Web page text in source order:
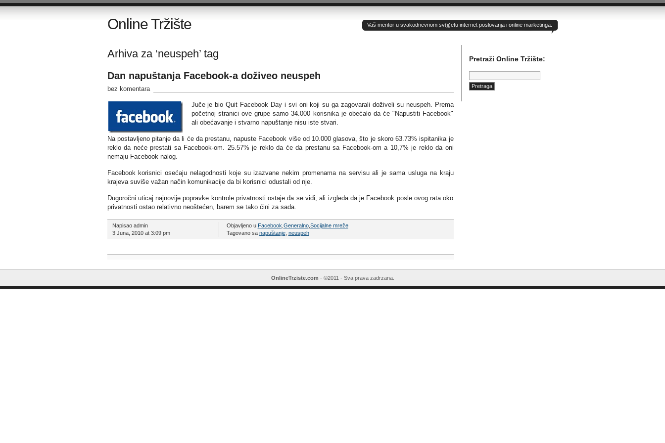
Online Tržište Vaš mentor u svakodnevnom sv(ij)etu internet poslovanja i online marketinga.
Arhiva za ‘neuspeh’ tag
Dan napuštanja Facebook-a doživeo neuspeh
bez komentara
Juče je bio Quit Facebook Day i svi oni koji su ga zagovarali doživeli su neuspeh. Prema
početnoj stranici ove grupe samo 34.000 korisnika je obećalo da će "Napustiti Facebook"
ali obećavanje i stvarno napuštanje nisu iste stvari.
Na postavljeno pitanje da li će da prestanu, napuste Facebook više od 10.000 glasova, što je skoro 63.73% ispitanika je
reklo da neće prestati sa Facebook-om. 25.57% je reklo da će da prestanu sa Facebook-om a 10,7% je reklo da oni
nemaju Facebook nalog.
Facebook korisnici osećaju nelagodnosti koje su izazvane nekim promenama na servisu ali je sama usluga na kraju
krajeva suviše važan način komunikacije da bi korisnici odustali od nje.
Dugoročni uticaj najnovije popravke kontrole privatnosti ostaje da se vidi, ali izgleda da je Facebook posle ovog rata oko
privatnosti ostao relativno neoštećen, barem se tako ćini za sada.
Napisao admin
3 Juna, 2010 at 3:09 pm
Objavljeno u Facebook Generalno, Socijalne mreže
Tagovano sa napuštanje, neuspeh
Pretraži Online Tržište:
Pretraga:
OnlineTrziste.com - ©2011 - Sva prava zadrzana.